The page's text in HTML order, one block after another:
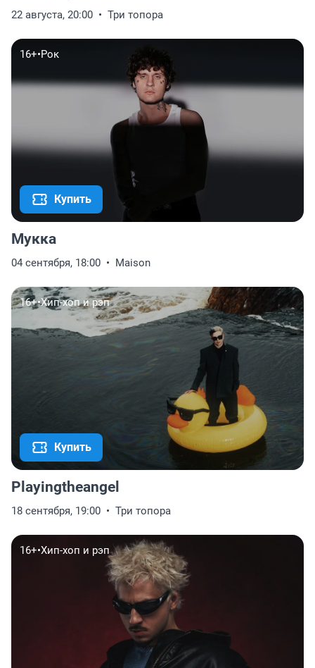
22 августа, 20:00 Три топора
16+•Рок
Купить
Мукка
04 сентября, 18:00 Maison
16+•Хип-хоп и рэп
Купить
Playingtheangel
18 сентября, 19:00 Три топора
16+•Хип-хоп и рэп